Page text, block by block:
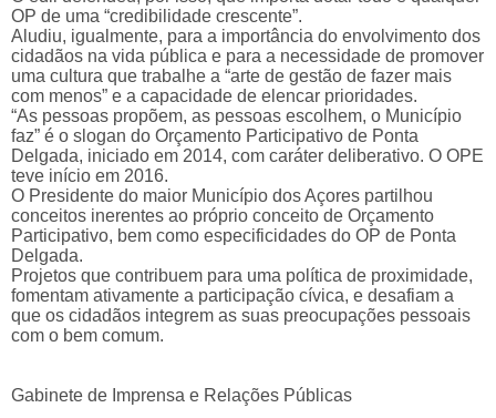
OP de uma “credibilidade crescente”.
Aludiu, igualmente, para a importância do envolvimento dos
cidadãos na vida pública e para a necessidade de promover
uma cultura que trabalhe a “arte de gestão de fazer mais
com menos” e a capacidade de elencar prioridades.
“As pessoas propõem, as pessoas escolhem, o Município
faz” é o slogan do Orçamento Participativo de Ponta
Delgada, iniciado em 2014, com caráter deliberativo. O OPE
teve início em 2016.
O Presidente do maior Município dos Açores partilhou
conceitos inerentes ao próprio conceito de Orçamento
Participativo, bem como especificidades do OP de Ponta
Delgada.
Projetos que contribuem para uma política de proximidade,
fomentam ativamente a participação cívica, e desafiam a
que os cidadãos integrem as suas preocupações pessoais
com o bem comum.
Gabinete de Imprensa e Relações Públicas